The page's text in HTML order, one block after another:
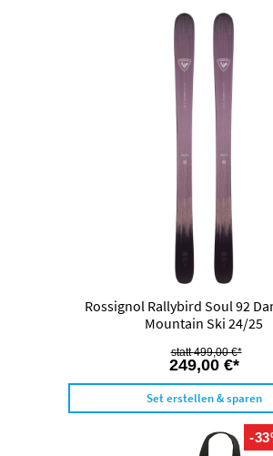
Rossignol Rallybird Soul 92
Mountain Ski 24/25
249,00 €*
499,00 €*
Set erstellen & sparen
-